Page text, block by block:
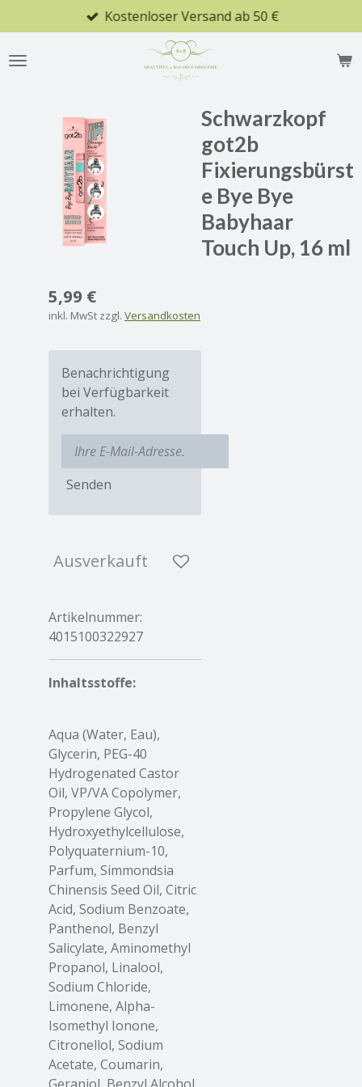
Hauptinhalt
springen
Kostenloser Versand ab 50 €
Schwarzkopf
got2b
Fixierungsbürst
e Bye Bye
Babyhaar
Touch Up, 16 ml
5,99 €
inkl. MwSt zzgl. Versandkosten
Benachrichtigung
bei Verfügbarkeit
erhalten.
Senden
Ausverkauft
Artikelnummer:
4015100322927
Inhaltsstoffe:
Aqua (Water, Eau),
Glycerin, PEG-40
Hydrogenated Castor
Oil, VP/VA Copolymer,
Propylene Glycol,
Hydroxyethylcellulose,
Polyquaternium-10,
Parfum, Simmondsia
Chinensis Seed Oil, Citric
Acid, Sodium Benzoate,
Panthenol, Benzyl
Salicylate, Aminomethyl
Propanol, Linalool,
Sodium Chloride,
Limonene, Alpha-
Isomethyl Ionone,
Citronellol, Sodium
Acetate, Coumarin,